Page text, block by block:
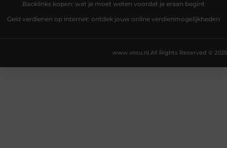
Backlinks kopen: wat je moet weten voordat je eraan begint
Geld verdienen op internet: ontdek jouw online verdienmogelijkheden
All Rights Reserved © 2025
www.vnsu.nl.